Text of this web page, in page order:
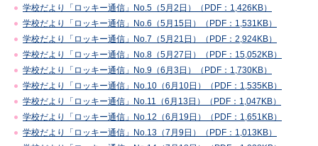
学校だより「ロッキー通信」No.5（5月2日）（PDF：1,426KB）
学校だより「ロッキー通信」No.6（5月15日）（PDF：1,531KB）
学校だより「ロッキー通信」No.7（5月21日）（PDF：2,924KB）
学校だより「ロッキー通信」No.8（5月27日）（PDF：15,052KB）
学校だより「ロッキー通信」No.9（6月3日）（PDF：1,730KB）
学校だより「ロッキー通信」No.10（6月10日）（PDF：1,535KB）
学校だより「ロッキー通信」No.11（6月13日）（PDF：1,047KB）
学校だより「ロッキー通信」No.12（6月19日）（PDF：1,651KB）
学校だより「ロッキー通信」No.13（7月9日）（PDF：1,013KB）